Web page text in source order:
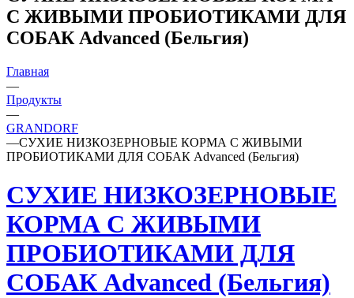
С ЖИВЫМИ ПРОБИОТИКАМИ ДЛЯ
СОБАК Advanced (Бельгия)
Главная
—
Продукты
—
GRANDORF
—СУХИЕ НИЗКОЗЕРНОВЫЕ КОРМА С ЖИВЫМИ
ПРОБИОТИКАМИ ДЛЯ СОБАК Advanced (Бельгия)
СУХИЕ НИЗКОЗЕРНОВЫЕ
КОРМА С ЖИВЫМИ
ПРОБИОТИКАМИ ДЛЯ
СОБАК Advanced (Бельгия)